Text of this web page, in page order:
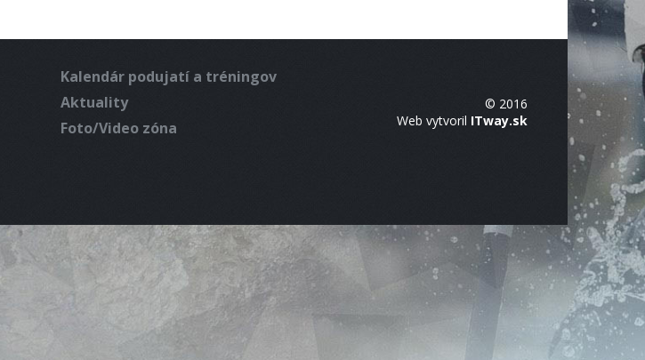
Kalendár podujatí a tréningov
Aktuality
Foto/Video zóna
© 2016
Web vytvoril ITway.sk